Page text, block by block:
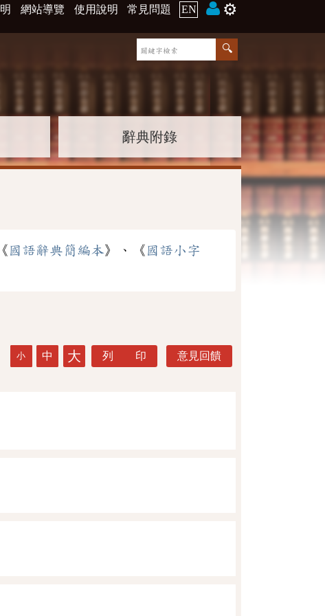
網站導覽 使用說明 常見問題 EN ⚙️
辭典附錄
國語辭典簡編本》、《 國語小字
小 中 大 列 印 意見回饋